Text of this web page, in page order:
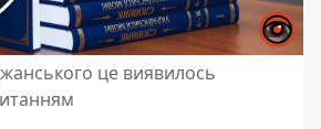
це виявилось